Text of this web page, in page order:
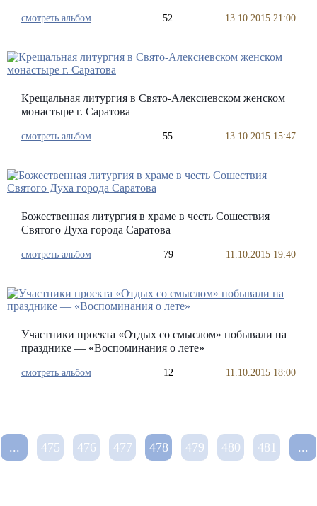
смотреть альбом 52 13.10.2015 21:00
Крещальная литургия в Свято-Алексиевском женском
монастыре г. Саратова
смотреть альбом 55 13.10.2015 15:47
Божественная литургия в храме в честь Сошествия
Святого Духа города Саратова
смотреть альбом 79 11.10.2015 19:40
Участники проекта «Отдых со смыслом» побывали на
празднике — «Воспоминания о лете»
смотреть альбом 12 11.10.2015 18:00
... 475 476 477 478 479 480 481 ...